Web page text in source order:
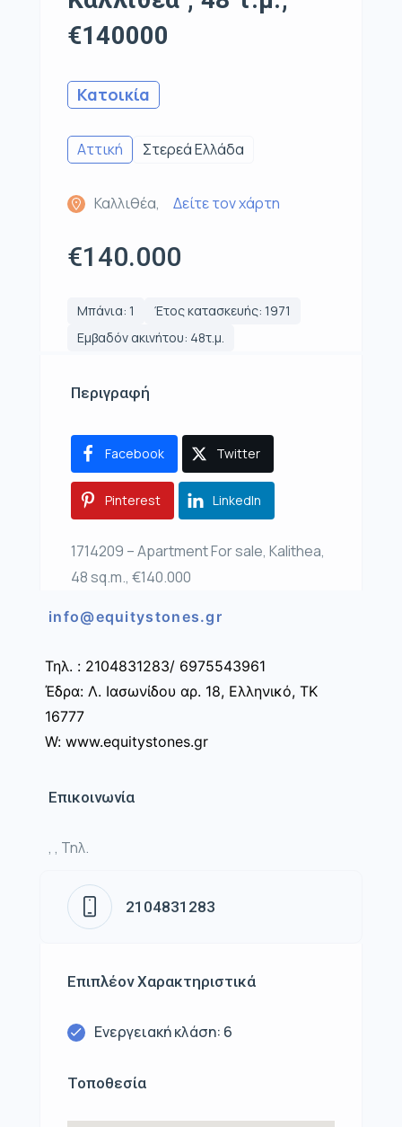
€140000
Κατοικία
Αττική Στερεά Ελλάδα
Καλλιθέα, Δείτε τον χάρτη
€140.000
Μπάνια: 1
Έτος κατασκευής: 1971
Εμβαδόν ακινήτου: 48τ.μ.
Περιγραφή
Facebook Twitter
Pinterest LinkedIn
1714209 – Apartment For sale, Kalithea,
48 sq.m., €140.000
info@equitystones.gr
Τηλ. : 2104831283/ 6975543961
Έδρα: Λ. Ιασωνίδου αρ. 18, Ελληνικό, ΤΚ
16777
W: www.equitystones.gr
Επικοινωνία
, , Τηλ.
2104831283
Επιπλέον Χαρακτηριστικά
Ενεργειακή κλάση: 6
Τοποθεσία